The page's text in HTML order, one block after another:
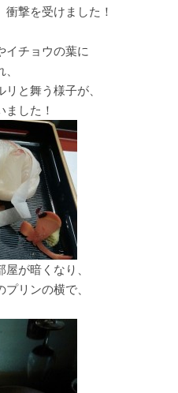
撃を受けました！
イチョウの葉に
と舞う様子が、
した！
が暗くなり、
リンの横で、